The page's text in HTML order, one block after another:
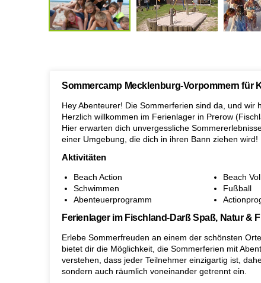
Sommercamp Mecklenburg-Vorpommern für
Hey Abenteurer! Die Sommerferien sind da, und
Herzlich willkommen im Ferienlager in Prerow
Hier erwarten dich unvergessliche
einer Umgebung, die dich in ihren Bann ziehen wird!
Aktivitäten
Beach Action
Schwimmen
Abenteuerprogramm
Beach
Fußball
Ferienlager im Fischland-Darß Spaß, Natur &
Erlebe Sommerfreuden an einem der schönsten
bietet dir die Möglichkeit, die Sommerferien mit
verstehen, dass jeder Teilnehmer einzigartig ist,
sondern auch räumlich voneinander getrennt ein.